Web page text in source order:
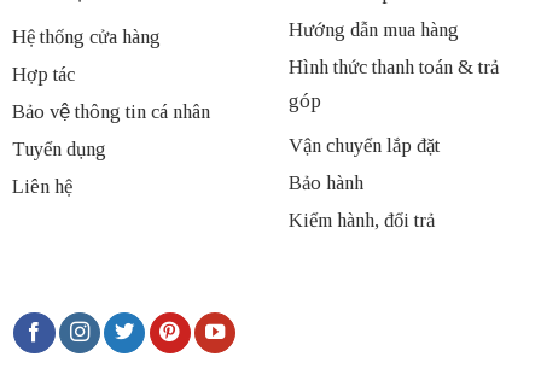
Hệ thống cửa hàng
Hợp tác
Bảo vệ thông tin cá nhân
Tuyển dụng
Liên hệ
Hướng dẫn mua hàng
Hình thức thanh toán & trả
góp
Vận chuyển lắp đặt
Bảo hành
Kiểm hành, đổi trả